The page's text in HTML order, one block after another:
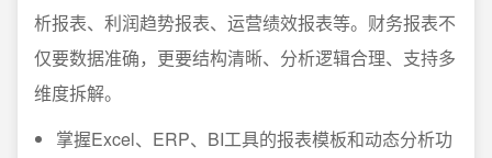
析报表、利润趋势报表、运营绩效报表等。财务报表不
仅要数据准确，更要结构清晰、分析逻辑合理、支持多
维度拆解。
掌握Excel、ERP、BI工具的报表模板和动态分析功